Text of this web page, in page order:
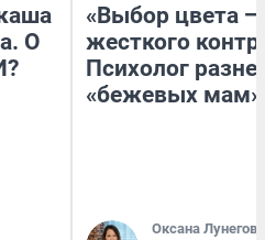
О
«Выбор цвета —
жесткого
Психолог
«бежевых мам»
Оксана Лунегова